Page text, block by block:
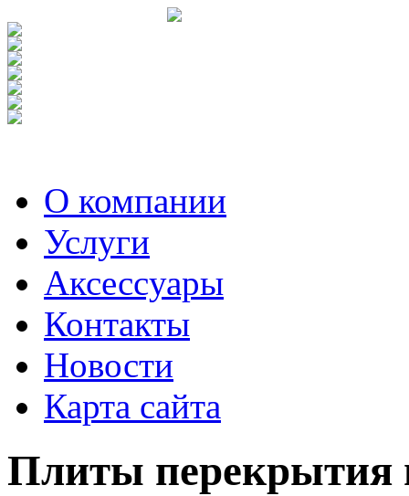
О компании
Услуги
Аксесcуары
Контакты
Новости
Карта сайта
Плиты перекрытия